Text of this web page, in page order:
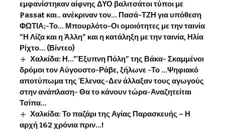
εμφανίστηκαν αίφνης ΔΥΟ βαλιτσάτοι τύποι με
Passat και.. ανέκριναν τον… Πασά-ΤΖΗ για υπόθεση
ΦΩΤΙΑ;-Το… Μπουρλότο-Οι ομοιότητες με την ταινία
“Η Λίζα και η Άλλη” και η κατάληξη με την ταινία, Ηλία
Ρίχτο… (Βίντεο)
Χαλκίδα: Η…”Έξυπνη Πόλη” της Βάκα- Σκαμμένοι
δρόμοι τον Αύγουστο-Ράβε, ξήλωνε -Το …Ψηφιακό
αποτύπωμα της Έλενας-Δεν άλλαξαν τους αγωγούς
στην ανάπλαση- Θα το κάνουν τώρα-Αναζητείται
Τσίπα…
Χαλκίδα: Το παζάρι της Αγίας Παρασκευής – Η
αρχή 162 χρόνια πριν…!